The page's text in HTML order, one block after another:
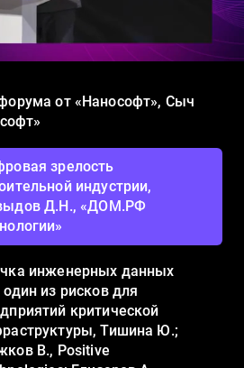
от «Нанософт», Сыч
зрелость
индустрии,
Д.Н., «ДОМ.РФ
инженерных данных
один из рисков для
критической
Тишина Ю.;
В., Positive
NO